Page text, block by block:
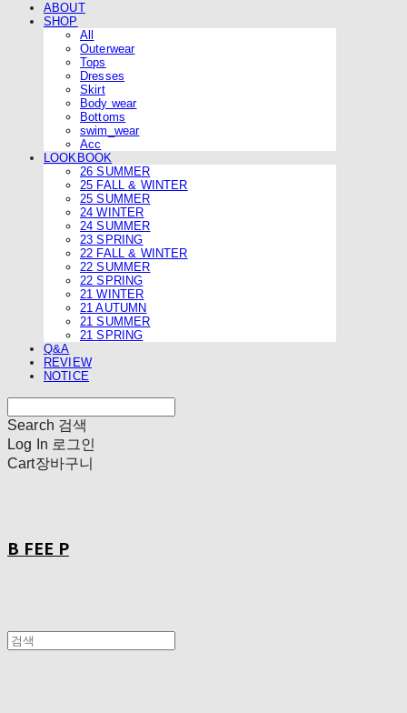
ABOUT
SHOP
All
Outerwear
Tops
Dresses
Skirt
Body wear
Bottoms
swim_wear
Acc
LOOKBOOK
26 SUMMER
25 FALL & WINTER
25 SUMMER
24 WINTER
24 SUMMER
23 SPRING
22 FALL & WINTER
22 SUMMER
22 SPRING
21 WINTER
21 AUTUMN
21 SUMMER
21 SPRING
Q&A
REVIEW
NOTICE
Search 검색
Log In 로그인
Cart장바구니
B FEE P